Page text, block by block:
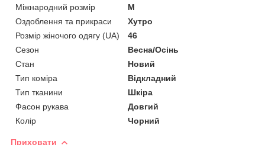
Міжнародний розмір
M
Оздоблення та прикраси
Хутро
Розмір жіночого одягу (UA)
46
Сезон
Весна/Осінь
Стан
Новий
Тип коміра
Відкладний
Тип тканини
Шкіра
Фасон рукава
Довгий
Колір
Чорний
Приховати